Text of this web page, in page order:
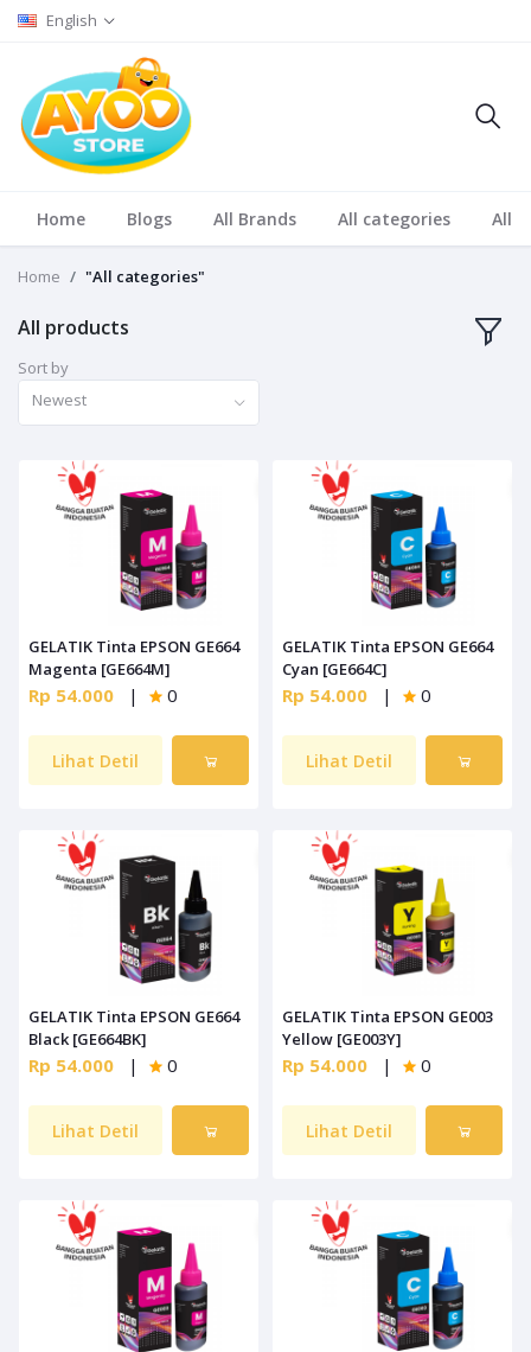
English
Home Blogs All Brands All categories All
Home "All categories"
All products
Sort by
Newest
GELATIK Tinta EPSON GE664
Magenta [GE664M]
Rp 54.000 | 0
Lihat Detil
GELATIK Tinta EPSON GE664
Cyan [GE664C]
Rp 54.000 | 0
Lihat Detil
GELATIK Tinta EPSON GE664
Black [GE664BK]
Rp 54.000 | 0
Lihat Detil
GELATIK Tinta EPSON GE003
Yellow [GE003Y]
Rp 54.000 | 0
Lihat Detil